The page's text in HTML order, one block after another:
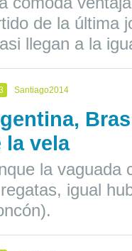
de la última
llegan a la
Santiago2014
la vela
la vaguada
igual